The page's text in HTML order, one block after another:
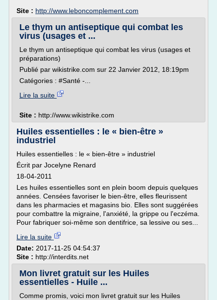
Site : http://www.leboncomplement.com
Le thym un antiseptique qui combat les
virus (usages et ...
Le thym un antiseptique qui combat les virus (usages et
préparations)
Publié par wikistrike.com sur 22 Janvier 2012, 18:19pm
Catégories : #Santé -...
Lire la suite
Site : http://www.wikistrike.com
Huiles essentielles : le « bien-être »
industriel
Huiles essentielles : le « bien-être » industriel
Écrit par Jocelyne Renard
18-04-2011
Les huiles essentielles sont en plein boom depuis quelques
années. Censées favoriser le bien-être, elles fleurissent
dans les pharmacies et magasins bio. Elles sont suggérées
pour combattre la migraine, l'anxiété, la grippe ou l'eczéma.
Pour fabriquer soi-même son dentifrice, sa lessive ou ses...
Lire la suite
Date: 2017-11-25 04:54:37
Site : http://interdits.net
Mon livret gratuit sur les Huiles
essentielles - Huile ...
Comme promis, voici mon livret gratuit sur les Huiles